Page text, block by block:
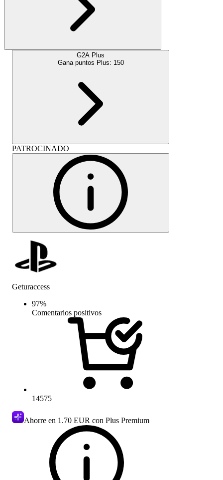
G2A Plus
Gana puntos Plus: 150
PATROCINADO
Geturaccess
97%
Comentarios positivos
14575
Ahorre en 1.70 EUR con Plus Premium